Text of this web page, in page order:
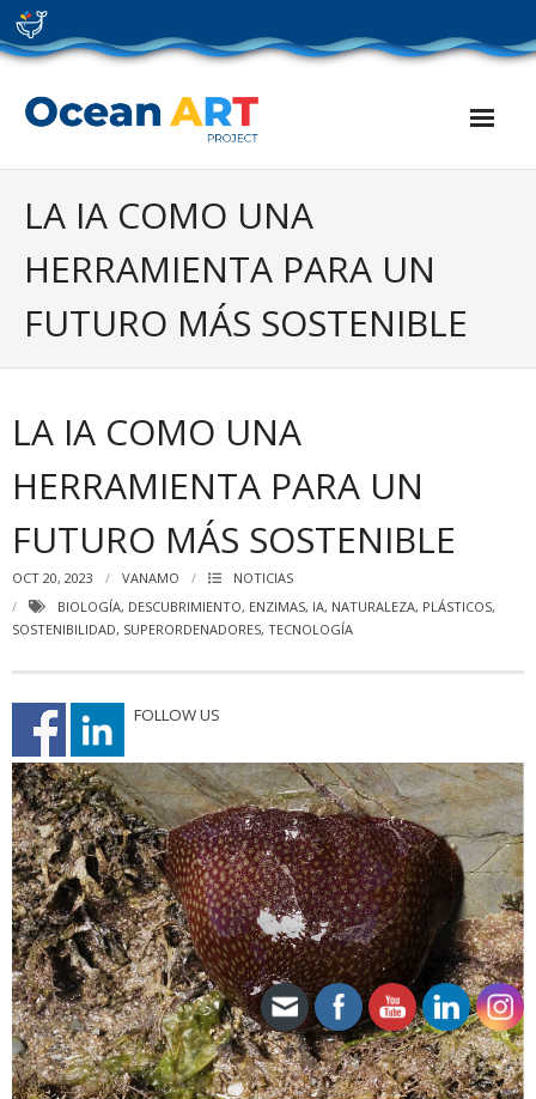
Skip
to
content
LA IA COMO UNA
HERRAMIENTA PARA UN
FUTURO MÁS SOSTENIBLE
LA IA COMO UNA
HERRAMIENTA PARA UN
FUTURO MÁS SOSTENIBLE
OCT 20, 2023 VANAMO
NOTICIAS
BIOLOGÍA, DESCUBRIMIENTO, ENZIMAS, IA, NATURALEZA, PLÁSTICOS,
SOSTENIBILIDAD, SUPERORDENADORES, TECNOLOGÍA
FOLLOW US